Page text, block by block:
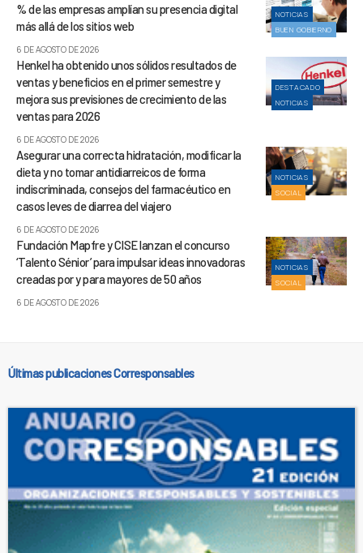
NOTICIAS
BUEN GOBIERNO
% de las empresas amplían su presencia digital
más allá de los sitios web
6 DE AGOSTO DE 2026
DESTACADO
NOTICIAS
Henkel ha obtenido unos sólidos resultados de
ventas y beneficios en el primer semestre y
mejora sus previsiones de crecimiento de las
ventas para 2026
6 DE AGOSTO DE 2026
NOTICIAS
SOCIAL
Asegurar una correcta hidratación, modificar la
dieta y no tomar antidiarreicos de forma
indiscriminada, consejos del farmacéutico en
casos leves de diarrea del viajero
6 DE AGOSTO DE 2026
NOTICIAS
SOCIAL
Fundación Mapfre y CISE lanzan el concurso
‘Talento Sénior’ para impulsar ideas innovadoras
creadas por y para mayores de 50 años
6 DE AGOSTO DE 2026
Últimas publicaciones Corresponsables